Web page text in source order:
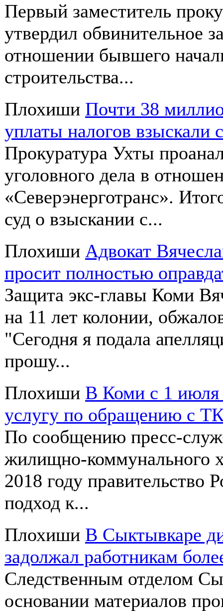
Первый заместитель
утвердил обвинительное
отношении бывшего
строительства...
Плохиши Почти 38
уплаты налогов взыскали
Прокуратура Ухты
уголовного дела в
«Северэнерготранс».
суд о взыскании с...
Плохиши Адвокат
просит полностью
Защита экс-главы Коми
на 11 лет колонии,
"Сегодня я подала
прошу...
Плохиши В Коми с 1 июля
услугу по обращению с
По сообщению пресс-
жилищно-коммунального
2018 году правительство
подход к...
Плохиши В Сыктывкаре
задолжал работникам
Следственным отделом
основании материалов